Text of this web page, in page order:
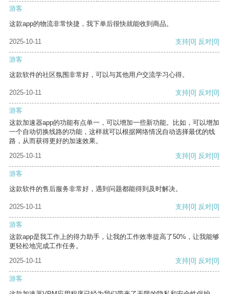
游客
这款app的物流非常快捷，我下单后很快就能收到商品。
2025-10-11 支持[0] 反对[0]
游客
这款软件的社区氛围非常好，可以与其他用户交流学习心得。
2025-10-11 支持[0] 反对[0]
游客
这款加速器app的功能有点单一，可以增加一些新功能。比如，可以增加
一个自动切换线路的功能，这样就可以根据网络情况自动选择最优的线
路，从而获得更好的加速效果。
2025-10-11
支持[0] 反对[0]
游客
这款软件的售后服务非常好，遇到问题都能得到及时解决。
2025-10-11 支持[0] 反对[0]
游客
这款app是我工作上的得力助手，让我的工作效率提高了50%，让我能够
更轻松地完成工作任务。
2025-10-11
支持[0] 反对[0]
游客